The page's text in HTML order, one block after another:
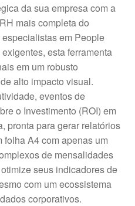
da sua empresa com a
mais completa do
em People
esta ferramenta
em um robusto
alto impacto visual.
eventos de
o Investimento (ROI) em
pronta para gerar relatórios
folha A4 com apenas um
de mensalidades
seus indicadores de
com um ecossistema
corporativos.